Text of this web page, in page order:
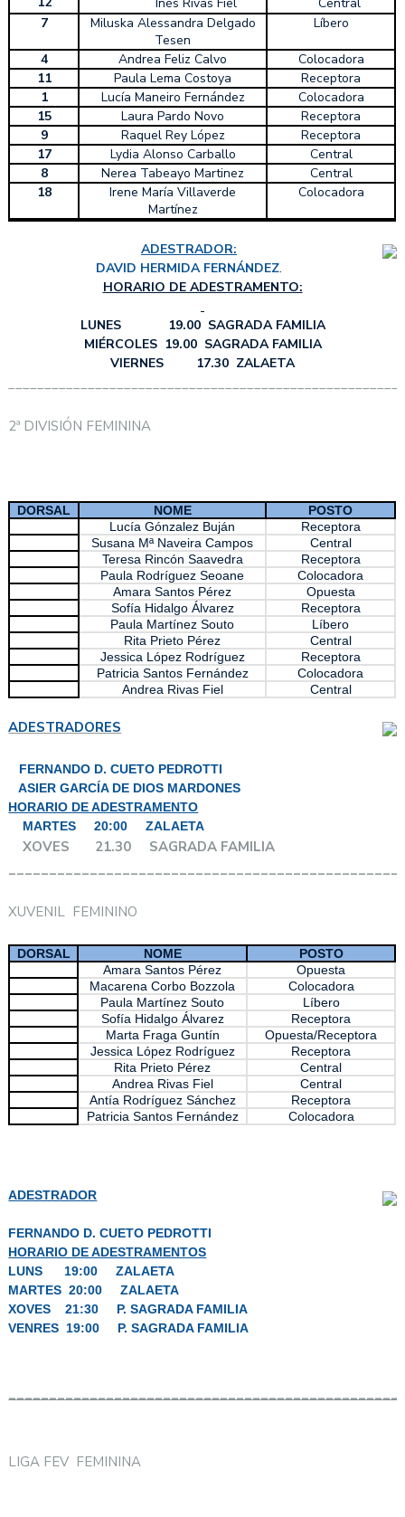
7
Miluska Alessandra Delgado
Tesen
Líbero
4 Andrea Feliz Calvo
Colocadora
11
Paula Lema Costoya
Receptora
1
Lucía Maneiro Fernández
Colocadora
15
Laura Pardo Novo
Receptora
9
Raquel Rey López
Receptora
17
Lydia Alonso Carballo
Central
8
Nerea Tabeayo Martinez
Central
18
Irene María Villaverde
Martínez
Colocadora
ADESTRADOR:
DAVID HERMIDA FERNÁNDEZ.
HORARIO DE ADESTRAMENTO:
LUNES 19.00 SAGRADA FAMILIA
MIÉRCOLES 19.00 SAGRADA FAMILIA
VIERNES 17.30 ZALAETA
2ª DIVISIÓN FEMININA
DORSAL NOME
POSTO
Lucía Gónzalez Buján
Receptora
Susana Mª Naveira Campos
Central
Teresa Rincón Saavedra
Receptora
Paula Rodríguez Seoane
Colocadora
Amara Santos Pérez
Opuesta
Sofía Hidalgo Álvarez
Receptora
Paula Martínez Souto
Líbero
Rita Prieto Pérez
Central
Jessica López Rodríguez
Receptora
Patricia Santos Fernández
Colocadora
Andrea Rivas Fiel
Central
ADESTRADORES
FERNANDO D. CUETO PEDROTTI
ASIER GARCÍA DE DIOS MARDONES
HORARIO DE ADESTRAMENTO
MARTES 20:00 ZALAETA
XOVES 21.30 SAGRADA FAMILIA
XUVENIL FEMININO
DORSAL NOME
POSTO
Amara Santos Pérez
Opuesta
Macarena Corbo Bozzola
Colocadora
Paula Martínez Souto
Líbero
Sofía Hidalgo Álvarez
Receptora
Marta Fraga Guntín
Opuesta/Receptora
Jessica López Rodríguez
Receptora
Rita Prieto Pérez
Central
Andrea Rivas Fiel
Central
Antía Rodríguez Sánchez
Receptora
Patricia Santos Fernández
Colocadora
ADESTRADOR
FERNANDO D. CUETO PEDROTTI
HORARIO DE ADESTRAMENTOS
LUNS 19:00 ZALAETA
MARTES 20:00 ZALAETA
XOVES 21:30 P. SAGRADA FAMILIA
VENRES 19:00 P. SAGRADA FAMILIA
LIGA FEV FEMININA